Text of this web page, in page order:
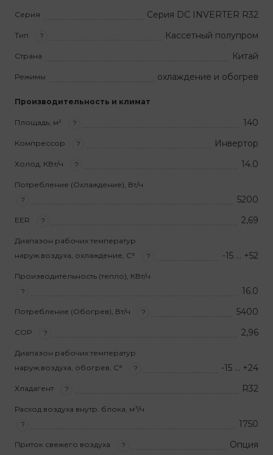
Серия Серия DC INVERTER R32
Тип ? Кассетный полупром
Страна Китай
Режимы охлаждение и обогрев
Производительность и климат
Площадь, м² ? 140
Компрессор ? Инвертор
Холод, КВт/ч ? 14.0
Потребление (Охлаждение), Вт/ч
?
5200
EER ? 2,69
Диапазон рабочих температур
наруж.воздуха, охлаждение, С°
? -15 … +52
Производительность (тепло), КВт/ч
?
16.0
Потребление (Обогрев), Вт/ч ? 5400
COP ? 2,96
Диапазон рабочих температур
наруж.воздуха, обогрев, С°
? -15 … +24
Хладагент ? R32
Расход воздуха внутр. блока, м³/ч
?
1750
Приток свежего воздуха ? Опция